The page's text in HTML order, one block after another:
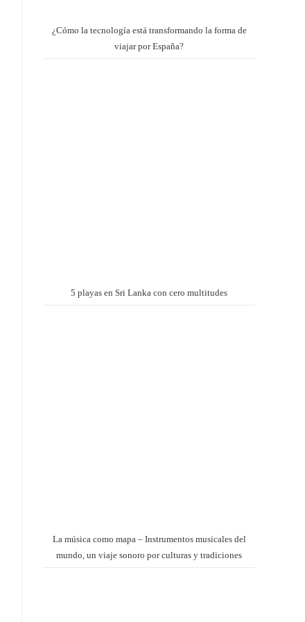
¿Cómo la tecnología está transformando la forma de
viajar por España?
5 playas en Sri Lanka con cero multitudes
La música como mapa – Instrumentos musicales del
mundo, un viaje sonoro por culturas y tradiciones